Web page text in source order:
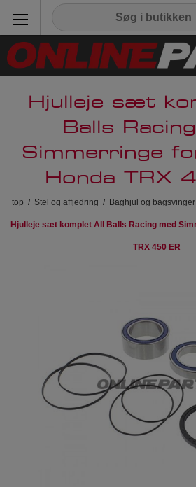
Hjulleje sæt
Balls
Simmerringe
Honda TRX
top / Stel og affjedring / Baghjul og bagsvinger
Hjulleje sæt komplet All Balls Racing med
TRX 450 ER